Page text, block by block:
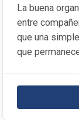
La buena
entre
que una
que